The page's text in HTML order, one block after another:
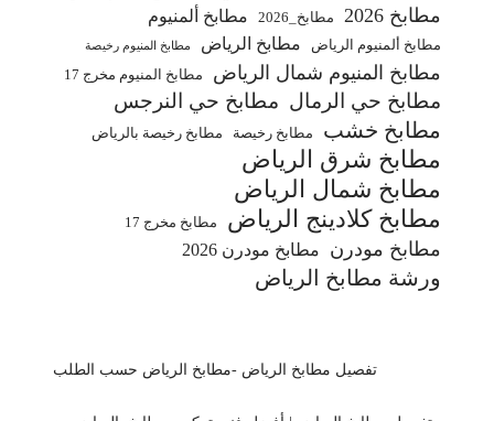
مطابخ 2026 مطابخ_2026 مطابخ ألمنيوم
مطابخ ألمنيوم الرياض مطابخ الرياض مطابخ المنيوم رخيصة
مطابخ المنيوم شمال الرياض مطابخ المنيوم مخرج 17
مطابخ حي الرمال مطابخ حي النرجس
مطابخ خشب مطابخ رخيصة مطابخ رخيصة بالرياض
مطابخ شرق الرياض
مطابخ شمال الرياض
مطابخ كلادينج الرياض
مطابخ مخرج 17
مطابخ مودرن مطابخ مودرن 2026
ورشة مطابخ الرياض
تفصيل مطابخ الرياض -مطابخ الرياض حسب الطلب